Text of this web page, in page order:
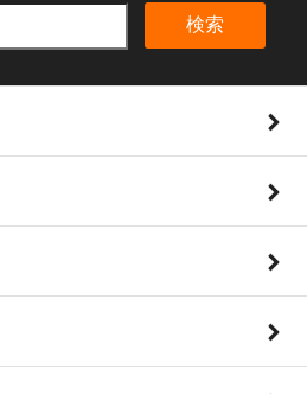
検索